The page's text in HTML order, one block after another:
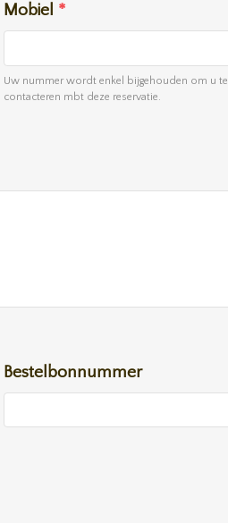
Mobiel *
Uw nummer wordt enkel bijgehouden om u te
contacteren mbt deze reservatie.
Bestelbonnummer